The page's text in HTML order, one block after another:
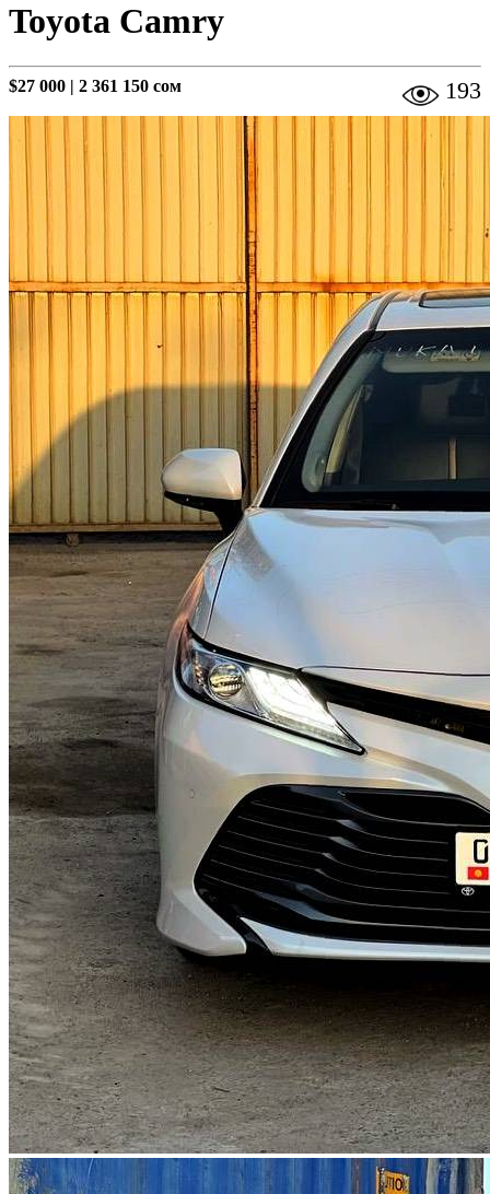
Toyota Camry
$27 000 | 2 361 150 сом 193